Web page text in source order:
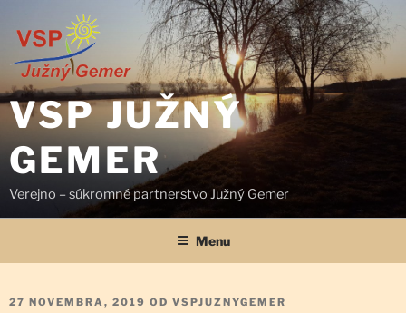
VSP JUŽNÝ
GEMER
Verejno – súkromné partnerstvo Južný Gemer
Menu
PUBLIKOVANÉ
27 NOVEMBRA, 2019 OD VSPJUZNYGEMER